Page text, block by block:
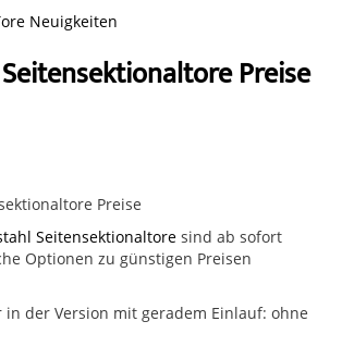
Neuigkeiten
Preise
Preise
Seitensektionaltore sind ab sofort
Optionen zu günstigen Preisen
in der Version mit geradem Einlauf: ohne